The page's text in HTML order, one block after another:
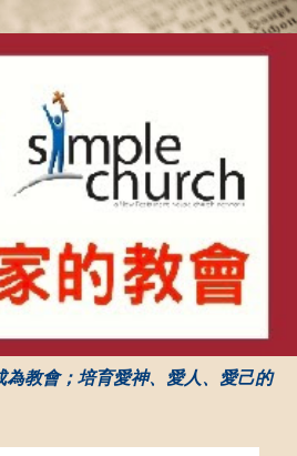
為教會；培育愛神、愛人、愛己的